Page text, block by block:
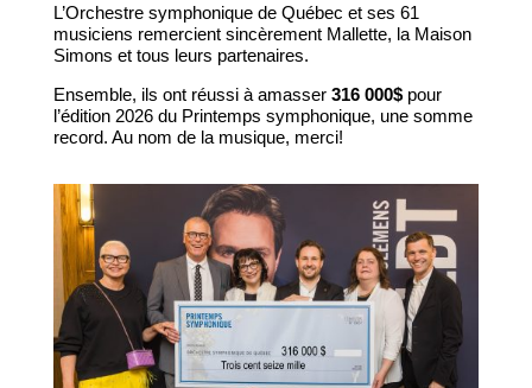
L’Orchestre symphonique de Québec et ses 61
musiciens remercient sincèrement Mallette, la Maison
Simons et tous leurs partenaires.
Ensemble, ils ont réussi à amasser 316 000$ pour
l’édition 2026 du Printemps symphonique, une somme
record. Au nom de la musique, merci!